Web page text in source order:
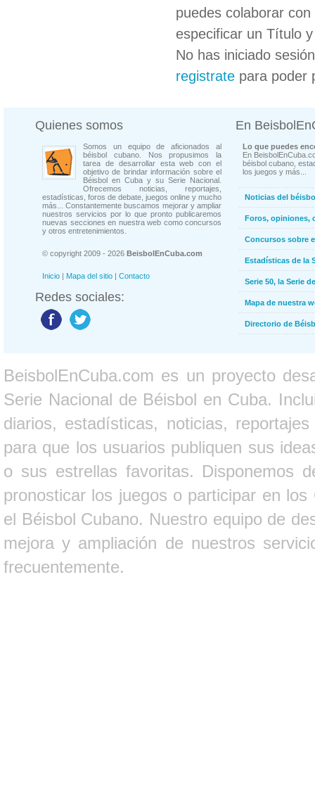
puedes colaborar
especificar un Título
No has iniciado
registrate para poder
Quienes somos
Somos un equipo de aficionados al
béisbol cubano. Nos propusimos la
tarea de desarrollar esta web con el
objetivo de brindar información sobre el
Béisbol en Cuba y su Serie Nacional.
Ofrecemos noticias, reportajes,
estadísticas, foros de debate, juegos online y mucho
más... Constantemente buscamos mejorar y ampliar
nuestros servicios por lo que pronto publicaremos
nuevas secciones en nuestra web como concursos
y otros entretenimientos.
© copyright 2009 - 2026 BeisbolEnCuba.com
Inicio | Mapa del sitio | Contacto
Redes sociales:
En
Lo que puedes
En
béisbol cubano,
los juegos y más...
Noticias del
Foros, opiniones,
Concursos sobre
Estadísticas de la
Serie 50, la Serie
Mapa de nuestra
Directorio de
BeisbolEnCuba.com es un proyecto
Serie Nacional de Béisbol en Cuba.
diarios, estadísticas, noticias,
para que los usuarios publiquen sus
o sus estrellas favoritas. Disponemos
pronosticar los juegos o participar en
el Béisbol Cubano. Nuestro equipo de
mejora y ampliación de nuestros
frecuentemente.